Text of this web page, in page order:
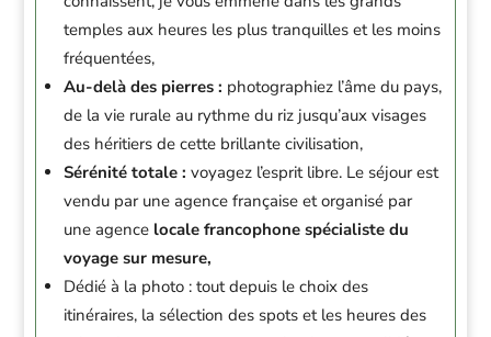
temples aux heures les plus tranquilles et les moins
fréquentées,
Au-delà des pierres : photographiez l’âme du pays,
de la vie rurale au rythme du riz jusqu’aux visages
des héritiers de cette brillante civilisation,
Sérénité totale : voyagez l’esprit libre. Le séjour est
vendu par une agence française et organisé par
une agence locale francophone spécialiste du
voyage sur mesure,
Dédié à la photo : tout depuis le choix des
itinéraires, la sélection des spots et les heures des